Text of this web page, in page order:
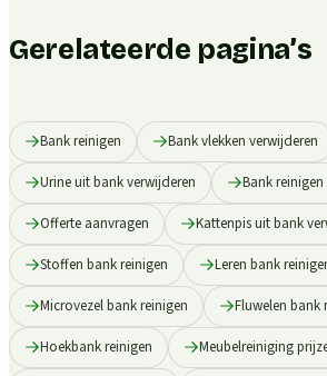
Gerelateerde pagina’s
Bank reinigen Bank vlekken verwijderen
Urine uit bank verwijderen Bank
Offerte aanvragen Kattenpis uit bank
Stoffen bank reinigen Leren bank
Microvezel bank reinigen Fluwelen bank
Hoekbank reinigen Meubelreiniging